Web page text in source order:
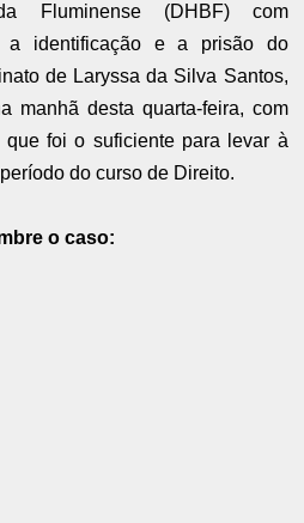
Fluminense (DHBF) com
a identificação e a prisão do
de Laryssa da Silva Santos,
manhã desta quarta-feira, com
que foi o suficiente para levar à
do curso de Direito.
o caso: